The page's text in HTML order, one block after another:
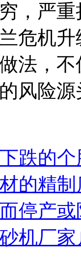
，严
危机
法，
风险源
跌的
的精
停产
机厂